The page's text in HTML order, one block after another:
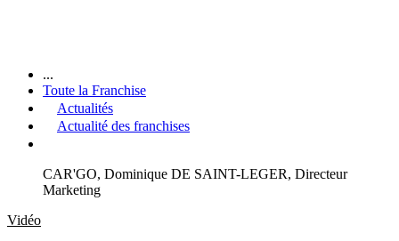
...
Toute la Franchise
Actualités
Actualité des franchises
CAR'GO, Dominique DE SAINT-LEGER, Directeur
Marketing
Vidéo